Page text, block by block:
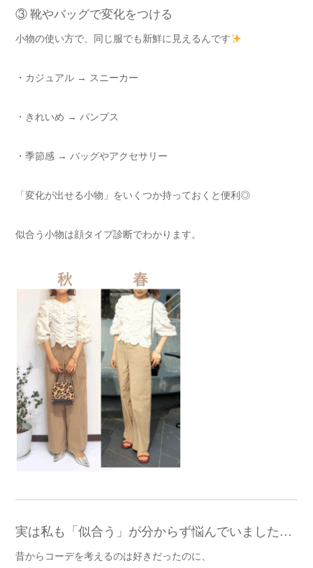
③ 靴やバッグで変化をつける
小物の使い方で、同じ服でも新鮮に見えるんです
・カジュアル → スニーカー
・きれいめ → パンプス
・季節感 → バッグやアクセサリー
「変化が出せる小物」 をいくつか持っておくと便利◎
似合う小物は顔タイプ診断でわかります。
実は私も「似合う」が分からず悩んでいました…
昔からコーデを考えるのは好きだったのに、